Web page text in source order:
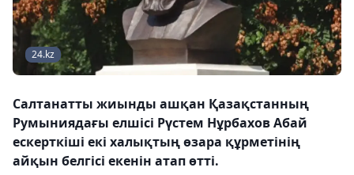
24.kz
Салтанатты жиынды ашқан Қазақстанның
Румыниядағы елшісі Рүстем Нұрбахов Абай
ескерткіші екі халықтың өзара құрметінің
айқын белгісі екенін атап өтті.